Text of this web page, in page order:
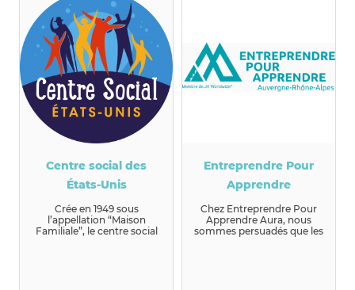
Centre social des
États-Unis
Crée en 1949 sous
l’appellation “Maison
Familiale”, le centre social
Entreprendre Pour
Apprendre
Chez Entreprendre Pour
Apprendre Aura, nous
sommes persuadés que les